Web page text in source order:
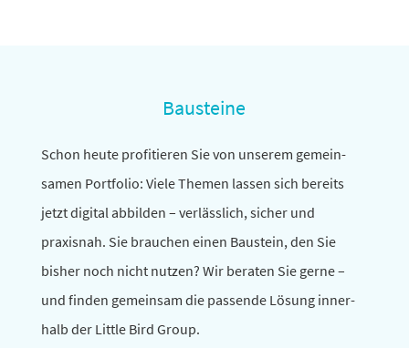
Bausteine
Schon heute profi­tieren Sie von unserem gemein­
samen Portfolio: Viele Themen lassen sich bereits
jetzt digital abbilden – verläss­lich, sicher und
praxisnah. Sie brau­chen einen Baustein, den Sie
bisher noch nicht nutzen? Wir beraten Sie gerne –
und finden gemeinsam die passende Lösung inner­
halb der Little Bird Group.